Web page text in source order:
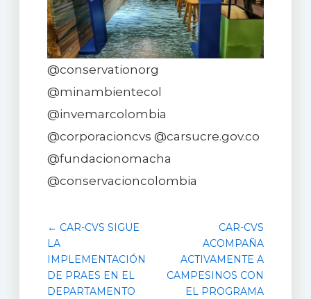
@conservationorg
@minambientecol
@invemarcolombia
@corporacioncvs @carsucre.gov.co
@fundacionomacha
@conservacioncolombia
← CAR-CVS SIGUE
LA
IMPLEMENTACIÓN
DE PRAES EN EL
DEPARTAMENTO
CAR-CVS
ACOMPAÑA
ACTIVAMENTE A
CAMPESINOS CON
EL PROGRAMA